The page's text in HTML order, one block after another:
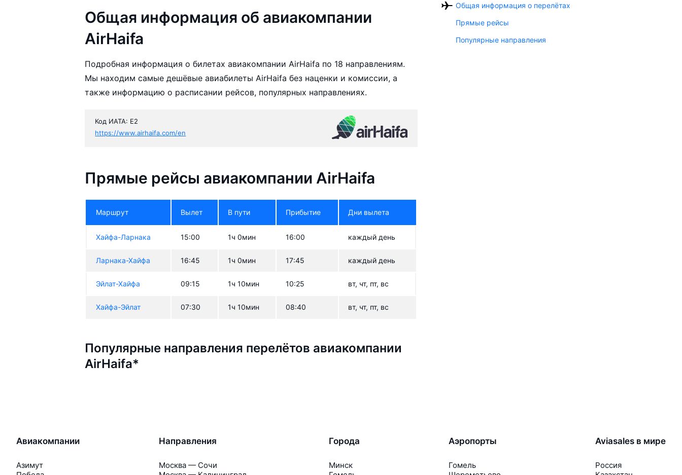
Общая информация об авиакомпании
AirHaifa
Подробная информация о билетах авиакомпании AirHaifa по 18 направлениям.
Мы находим самые дешёвые авиабилеты AirHaifa без наценки и комиссии, а
также информацию о расписании рейсов, популярных направлениях.
Код ИАТА: E2
https://www.airhaifa.com/en
Прямые рейсы авиакомпании AirHaifa
Маршрут Вылет В пути Прибытие Дни вылета
Хайфа-Ларнака 15:00 1ч 0мин 16:00 каждый день
Ларнака-Хайфа 16:45 1ч 0мин 17:45 каждый день
Эйлат-Хайфа 09:15 1ч 10мин 10:25 вт, чт, пт, вс
Хайфа-Эйлат 07:30 1ч 10мин 08:40 вт, чт, пт, вс
Популярные направления перелётов авиакомпании
AirHaifa*
Общая информация о перелётах
Прямые рейсы
Популярные направления
Авиакомпании
Азимут
Направления
Москва — Сочи
Города
Минск
Аэропорты
Гомель
Aviasales в мире
Россия